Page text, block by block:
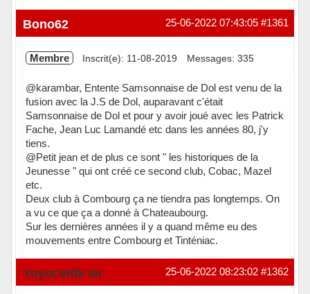
Hors ligne #1361
25-06-2022 07:43:05
Bono62
Membre Inscrit(e): 11-08-2019 Messages: 335
@karambar, Entente Samsonnaise de Dol est venu de la
fusion avec la J.S de Dol, auparavant c'était
Samsonnaise de Dol et pour y avoir joué avec les Patrick
Fache, Jean Luc Lamandé etc dans les années 80, j'y
tiens.
@Petit jean et de plus ce sont " les historiques de la
Jeunesse " qui ont créé ce second club, Cobac, Mazel
etc.
Deux club à Combourg ça ne tiendra pas longtemps. On
a vu ce que ça a donné à Chateaubourg.
Sur les dernières années il y a quand même eu des
mouvements entre Combourg et Tinténiac.
Hors ligne #1362
25-06-2022 08:23:02
Yoyoceltik Ier